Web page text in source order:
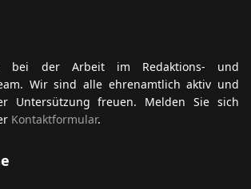
bei der Arbeit im Redaktions- und
Wir sind alle ehrenamtlich aktiv und
Untersützung freuen. Melden Sie sich
Kontaktformular.